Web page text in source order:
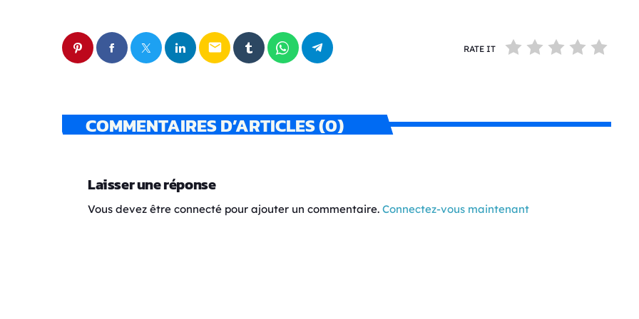
email RATE IT
COMMENTAIRES D’ARTICLES (0)
Laisser une réponse
Vous devez être connecté pour ajouter un commentaire. Connectez-vous maintenant